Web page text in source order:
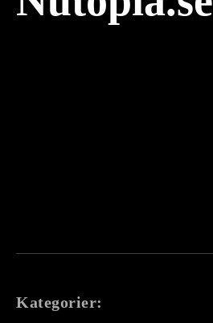
Kategorier: